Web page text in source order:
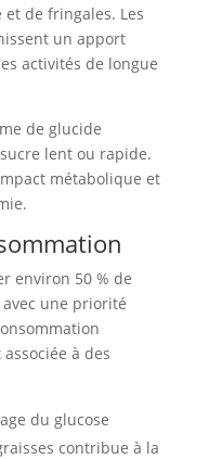
de fringales. Les
un apport
activités de longue
de glucide
sucre lent ou rapide.
métabolique et
environ 50 % de
une priorité
à des
du glucose
contribue à la